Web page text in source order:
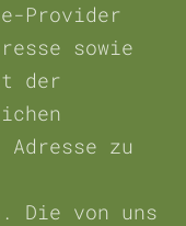
Provider
sowie
der
zu
Die von uns